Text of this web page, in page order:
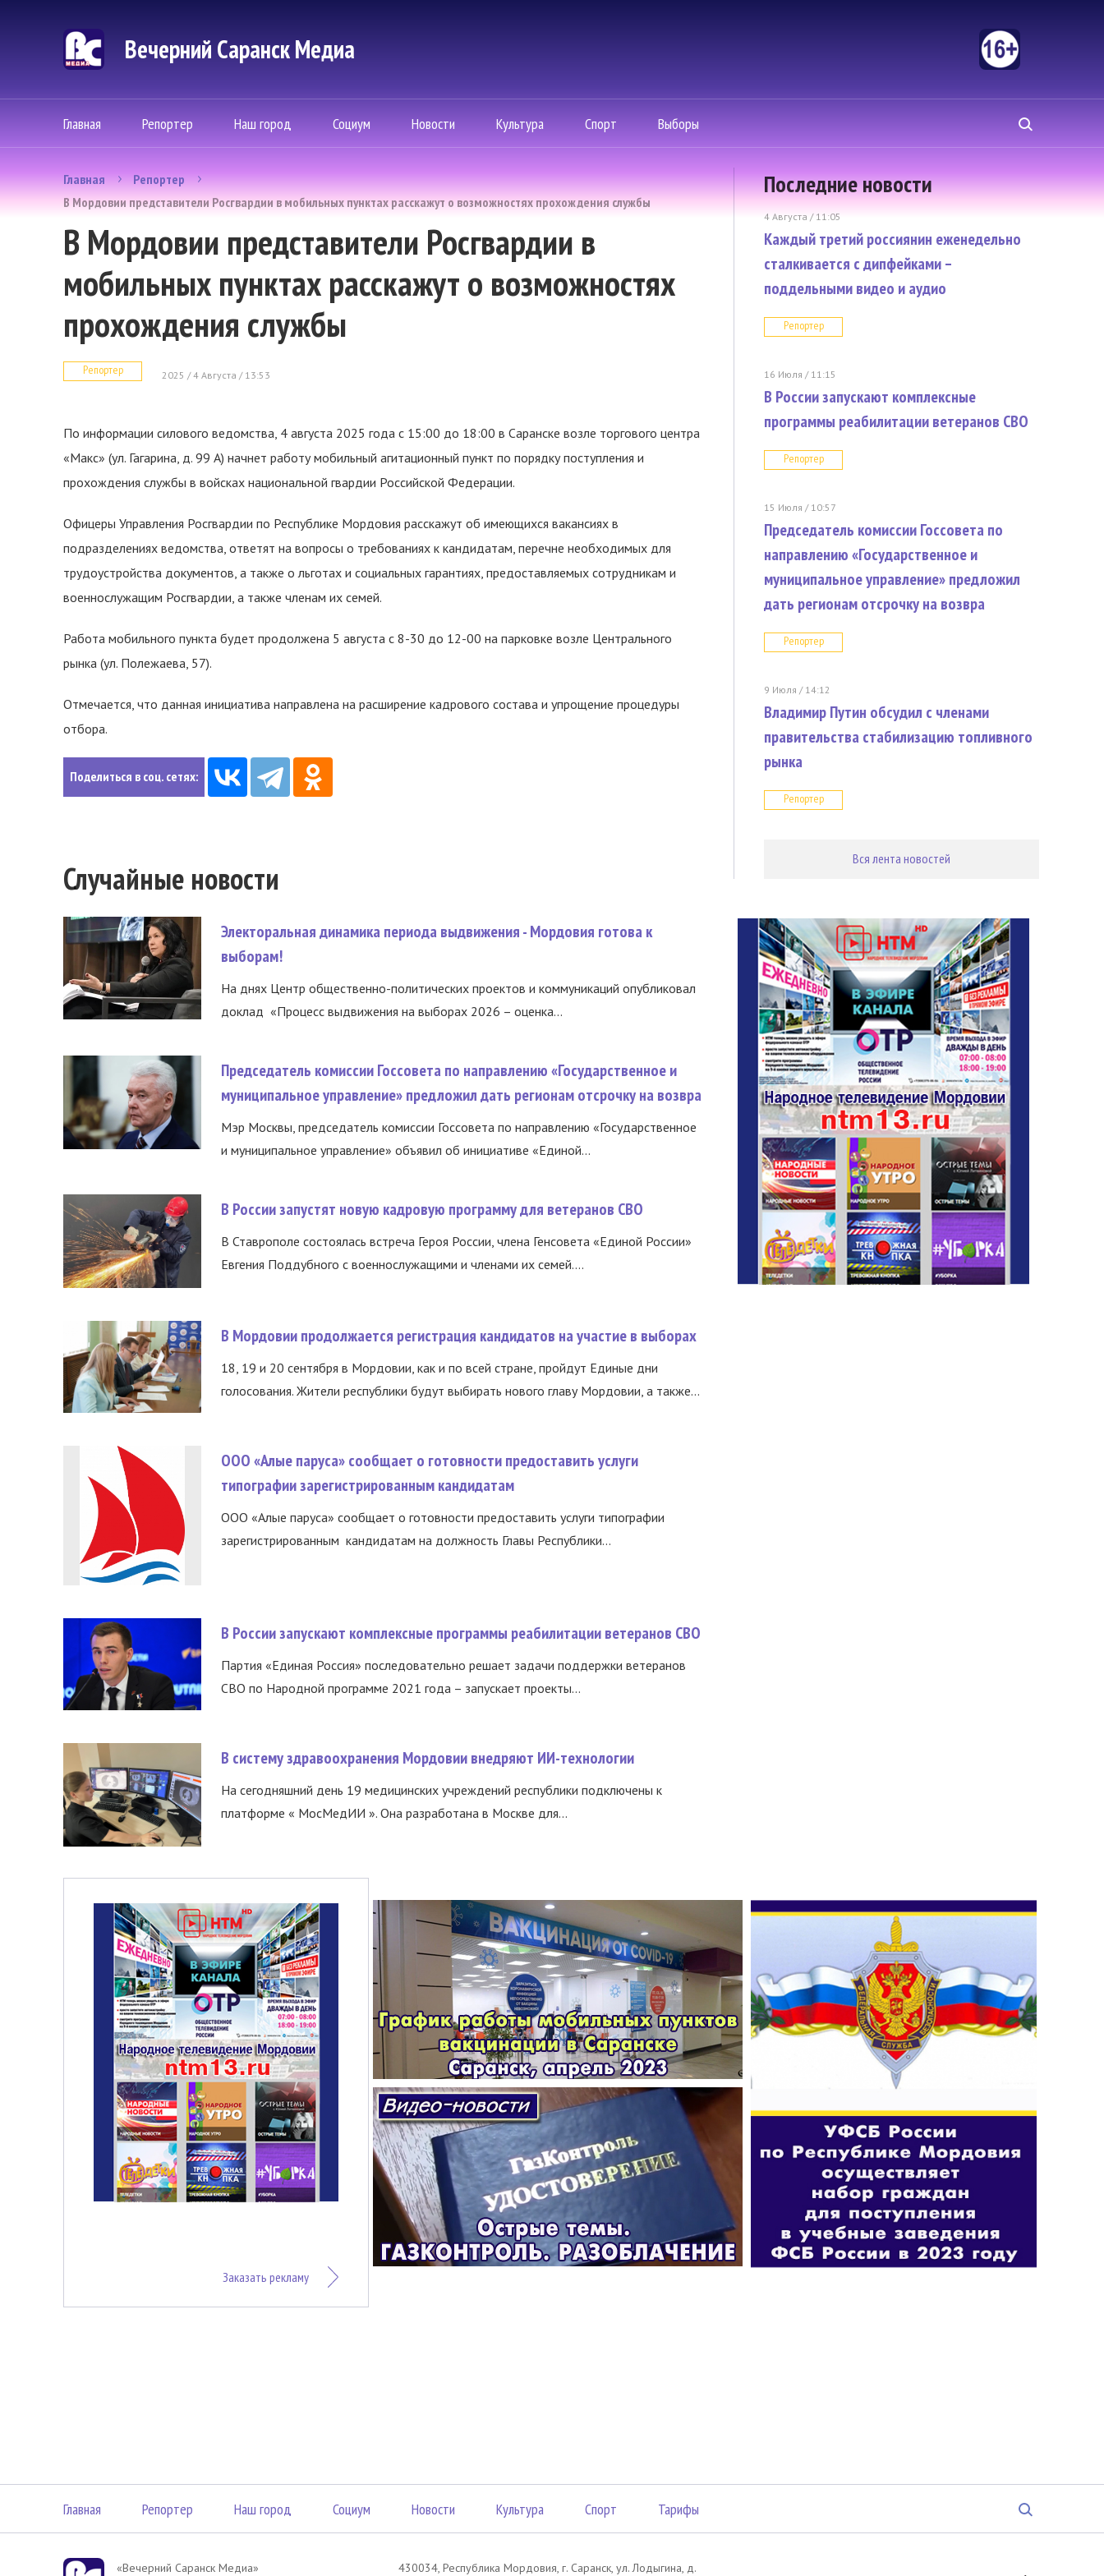
Вечерний Саранск Mедиа
Главная Репортер Наш город Социум Новости Культура Спорт Выборы
Главная
Репортер
В Мордовии представители Росгвардии в мобильных пунктах расскажут о возможностях прохождения службы
В Мордовии представители Росгвардии в
мобильных пунктах расскажут о возможностях
прохождения службы
Репортер 2025 / 4 Августа / 13:53
По информации силового ведомства, 4 августа 2025 года с 15:00 до 18:00 в Саранске возле торгового центра
«Макс» (ул. Гагарина, д. 99 А) начнет работу мобильный агитационный пункт по порядку поступления и
прохождения службы в войсках национальной гвардии Российской Федерации.
Офицеры Управления Росгвардии по Республике Мордовия расскажут об имеющихся вакансиях в
подразделениях ведомства, ответят на вопросы о требованиях к кандидатам, перечне необходимых для
трудоустройства документов, а также о льготах и социальных гарантиях, предоставляемых сотрудникам и
военнослужащим Росгвардии, а также членам их семей.
Работа мобильного пункта будет продолжена 5 августа с 8-30 до 12-00 на парковке возле Центрального
рынка (ул. Полежаева, 57).
Отмечается, что данная инициатива направлена на расширение кадрового состава и упрощение процедуры
отбора.
Поделиться в соц. сетях:
Случайные новости
Электоральная динамика периода выдвижения - Мордовия готова к
выборам!
На днях Центр общественно-политических проектов и коммуникаций опубликовал
доклад «Процесс выдвижения на выборах 2026 – оценка...
Председатель комиссии Госсовета по направлению «Государственное и
муниципальное управление» предложил дать регионам отсрочку на возвра
Мэр Москвы, председатель комиссии Госсовета по направлению «Государственное
и муниципальное управление» объявил об инициативе «Единой...
В России запустят новую кадровую программу для ветеранов СВО
В Ставрополе состоялась встреча Героя России, члена Генсовета «Единой России»
Евгения Поддубного с военнослужащими и членами их семей....
В Мордовии продолжается регистрация кандидатов на участие в выборах
18, 19 и 20 сентября в Мордовии, как и по всей стране, пройдут Единые дни
голосования. Жители республики будут выбирать нового главу Мордовии, а также...
ООО «Алые паруса» сообщает о готовности предоставить услуги
типографии зарегистрированным кандидатам
ООО «Алые паруса» сообщает о готовности предоставить услуги типографии
зарегистрированным кандидатам на должность Главы Республики...
В России запускают комплексные программы реабилитации ветеранов СВО
Партия «Единая Россия» последовательно решает задачи поддержки ветеранов
СВО по Народной программе 2021 года – запускает проекты...
В систему здравоохранения Мордовии внедряют ИИ-технологии
На сегодняшний день 19 медицинских учреждений республики подключены к
платформе « МосМедИИ ». Она разработана в Москве для...
Последние новости
4 Августа / 11:05
Каждый третий россиянин еженедельно
сталкивается с дипфейками –
поддельными видео и аудио
Репортер
16 Июля / 11:15
В России запускают комплексные
программы реабилитации ветеранов СВО
Репортер
15 Июля / 10:57
Председатель комиссии Госсовета по
направлению «Государственное и
муниципальное управление» предложил
дать регионам отсрочку на возвра
Репортер
9 Июля / 14:12
Владимир Путин обсудил с членами
правительства стабилизацию топливного
рынка
Репортер
Вся лента новостей
Заказать рекламу
Главная Репортер Наш город Социум Новости Культура Спорт Тарифы
«Вечерний Саранск Mедиа» 430034, Республика Мордовия, г. Саранск, ул. Лодыгина, д.